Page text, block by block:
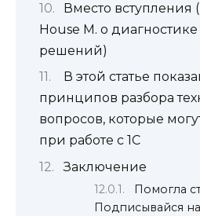
Вместо вступления
House M. о
решений)
В этой статье
принципов разбора
вопросов, которые
при работе с 1С
Заключение
Помогла
Подписывайся